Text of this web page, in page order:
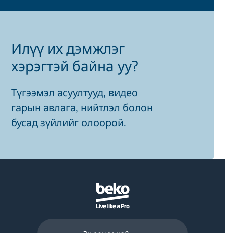
Илүү их дэмжлэг
хэрэгтэй байна уу?
Түгээмэл асуултууд, видео
гарын авлага, нийтлэл болон
бусад зүйлийг олоорой.